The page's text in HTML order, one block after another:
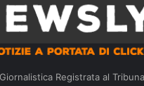
Registrata al